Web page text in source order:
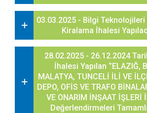
03.03.2025 - Bilgi Teknolojileri
Kiralama İhalesi
28.02.2025 - 26.12.2024
İhalesi Yapılan ‘’ELAZIĞ,
MALATYA, TUNCELİ İLİ VE
DEPO, OFİS VE TRAFO
VE ONARIM İNŞAAT İŞLERİ
Değerlendirmeleri